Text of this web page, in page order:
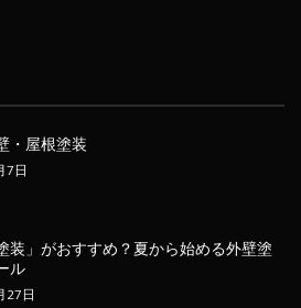
屋根塗装
7日
装」がおすすめ？夏から始める外壁塗
ル
27日